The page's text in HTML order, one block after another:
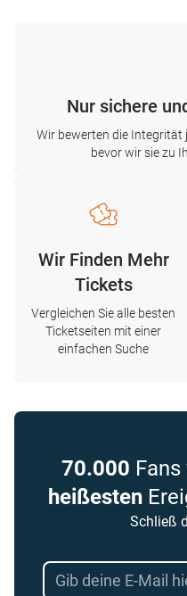
Nur sichere
Wir bewerten die Integrität
bevor wir sie zu
Wir Finden Mehr
Tickets
Vergleichen Sie alle besten
Ticketseiten mit einer
einfachen Suche
70.000
heißesten
Schließ